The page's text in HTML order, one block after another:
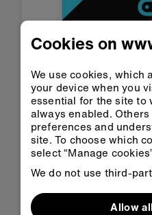
计数器
对跳步、跳跃、
行计数！
Cookies on
We use cookies, which
your device when you
essential for the site to
always enabled.
preferences and
site. To choose which
select “Manage
We do not use third-
Allow